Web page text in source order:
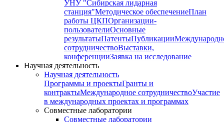
УНУ "Сибирская лидарная
станция"Методическое обеспечениеПлан
работы ЦКПОрганизации-
пользователиОсновные
результатыПатентыПубликации
сотрудничествоВыставки,
конференцииЗаявка на исследование
Научная деятельность
Научная деятельность
Программы и проектыГранты и
контрактыМеждународное сотрудничествоУчастие
в международных проектах и программах
Совместные лаборатории
Совместные лаборатории